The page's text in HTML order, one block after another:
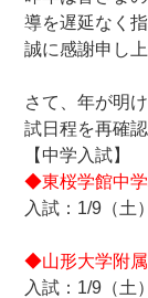
導を遅延なく
誠に感謝申し上
さて、年が明
試日程を再確
【中学入試】
◆東桜学館中
入試：1/9（土
◆山形大学附
入試：1/9（土